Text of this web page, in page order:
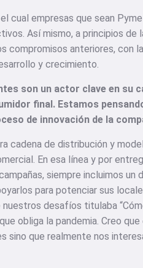
empresas que sean
Así mismo, a principios
anteriores, con
y crecimiento.
son un actor clave en su
final. Estamos
de innovación de la
de distribución y
En esa línea y por
siempre incluimos
para potenciar sus
desafíos titulaba
obliga la pandemia. Creo
que realmente nos